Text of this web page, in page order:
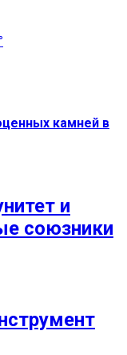
камней в
и
союзники